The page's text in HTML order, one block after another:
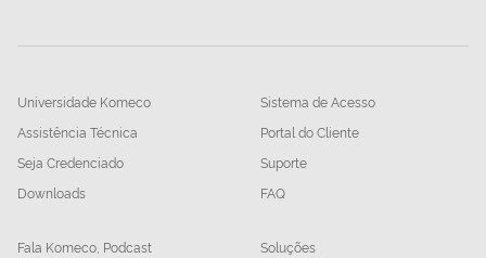
Universidade Komeco
Assistência Técnica
Seja Credenciado
Downloads
Sistema de Acesso
Portal do Cliente
Suporte
FAQ
Fala Komeco, Podcast
Soluções